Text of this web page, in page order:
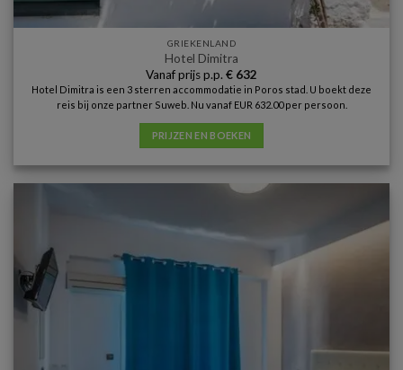
GRIEKENLAND
Hotel Dimitra
Vanaf prijs p.p. € 632
Hotel Dimitra is een 3 sterren accommodatie in Poros stad. U boekt deze
reis bij onze partner Suweb. Nu vanaf EUR 632.00 per persoon.
PRIJZEN EN BOEKEN